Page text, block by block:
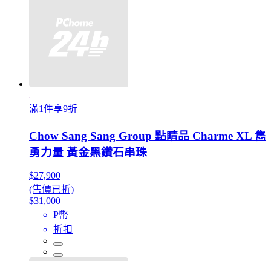
滿1件享9折
Chow Sang Sang Group 點睛品 Charme XL 雋
勇力量 黃金黑鑽石串珠
$27,900
(售價已折)
$31,000
P幣
折扣